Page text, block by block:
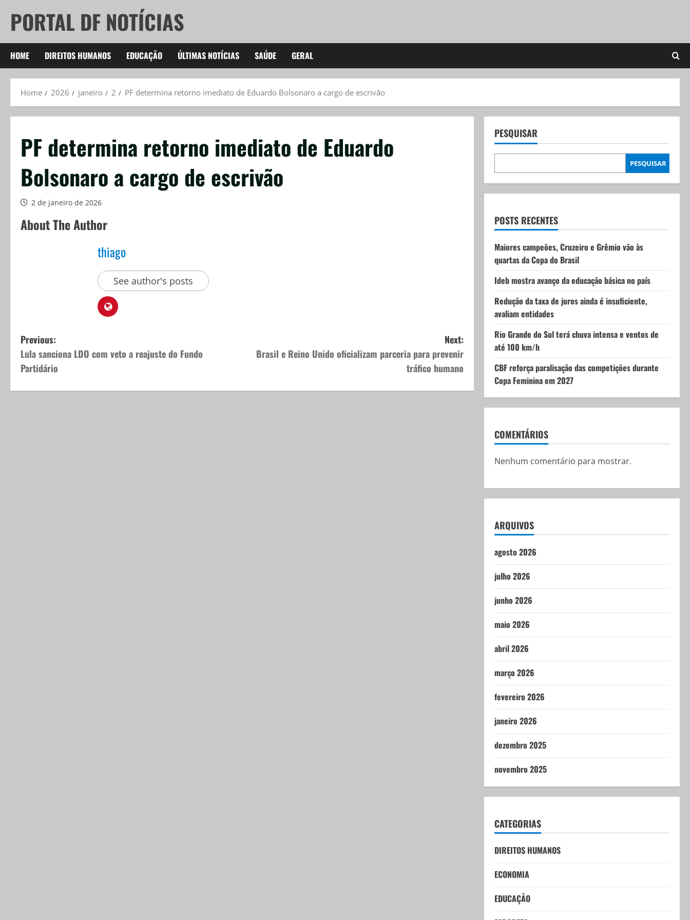
content
PORTAL DF NOTÍCIAS
HOME DIREITOS HUMANOS EDUCAÇÃO ÚLTIMAS NOTÍCIAS SAÚDE GERAL
Home 2026 janeiro 2 PF determina retorno imediato de Eduardo Bolsonaro a cargo de escrivão
PF determina retorno imediato de Eduardo
Bolsonaro a cargo de escrivão
2 de janeiro de 2026
About The Author
thiago
See author's posts
P
o
s
Previous:
Lula sanciona LDO com veto a reajuste do Fundo
Partidário
Next:
Brasil e Reino Unido oficializam parceria para prevenir
tráfico humano
PESQUISAR
PESQUISAR
POSTS RECENTES
Maiores campeões, Cruzeiro e Grêmio vão às
quartas da Copa do Brasil
Ideb mostra avanço da educação básica no país
Redução da taxa de juros ainda é insuficiente,
avaliam entidades
Rio Grande do Sul terá chuva intensa e ventos de
até 100 km/h
CBF reforça paralisação das competições durante
Copa Feminina em 2027
COMENTÁRIOS
Nenhum comentário para mostrar.
ARQUIVOS
agosto 2026
julho 2026
junho 2026
maio 2026
abril 2026
março 2026
fevereiro 2026
janeiro 2026
dezembro 2025
novembro 2025
CATEGORIAS
DIREITOS HUMANOS
ECONOMIA
EDUCAÇÃO